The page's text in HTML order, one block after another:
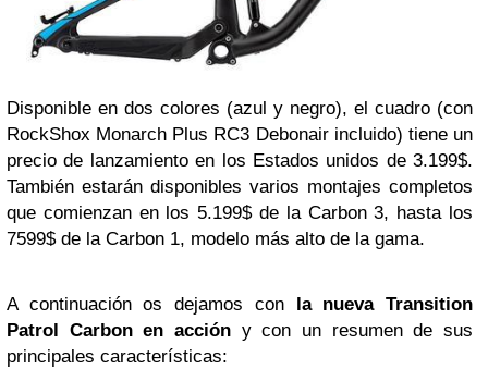
Disponible en dos colores (azul y negro), el cuadro (con
RockShox Monarch Plus RC3 Debonair incluido) tiene un
precio de lanzamiento en los Estados unidos de 3.199$.
También estarán disponibles varios montajes completos
que comienzan en los 5.199$ de la Carbon 3, hasta los
7599$ de la Carbon 1, modelo más alto de la gama.
A continuación os dejamos con
la nueva Transition
Patrol Carbon en acción y con un resumen de sus
principales características: